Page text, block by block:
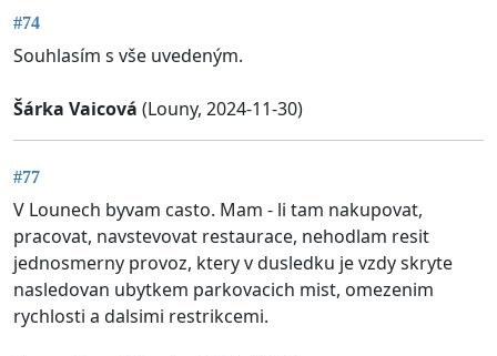
#74
Souhlasím s vše uvedeným.
Šárka Vaicová (Louny, 2024-11-30)
#77
V Lounech byvam casto. Mam - li tam nakupovat,
pracovat, navstevovat restaurace, nehodlam resit
jednosmerny provoz, ktery v dusledku je vzdy skryte
nasledovan ubytkem parkovacich mist, omezenim
rychlosti a dalsimi restrikcemi.